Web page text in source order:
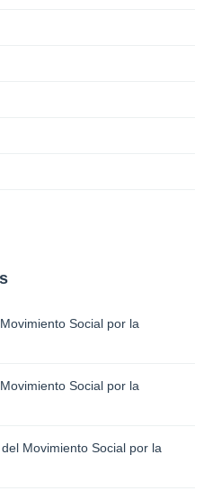
Social por la
Social por la
Movimiento Social por la